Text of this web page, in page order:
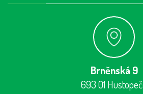
Brněnská 9
693 01